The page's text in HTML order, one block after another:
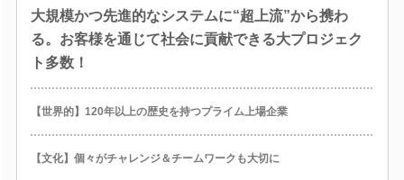
大規模かつ先進的なシステムに“超上流”から携わ
る。お客様を通じて社会に貢献できる大プロジェク
ト多数！
【世界的】120年以上の歴史を持つプライム上場企業
【文化】個々がチャレンジ＆チームワークも大切に